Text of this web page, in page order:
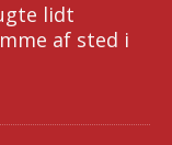
lidt
af sted i